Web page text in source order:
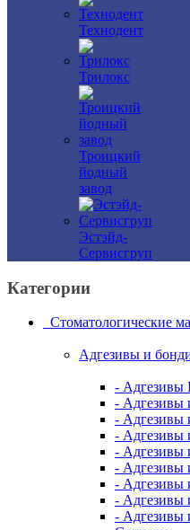
Технодент
Трилокс
Троицкий
йодный
завод
Эстэйд-
Сервисгруп
Категории
Стоматологические
Адгезивы и
- Адгезивы
- Адгезивы
- Адгезивы
- Адгезивы
- Адгезивы
- Адгезивы
- Адгезивы
- Адгезивы
- Адгезивы